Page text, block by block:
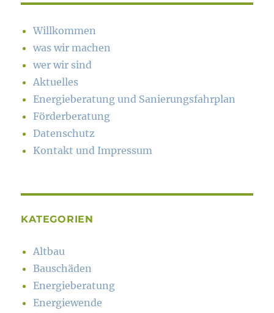
Willkommen
was wir machen
wer wir sind
Aktuelles
Energieberatung und Sanierungsfahrplan
Förderberatung
Datenschutz
Kontakt und Impressum
KATEGORIEN
Altbau
Bauschäden
Energieberatung
Energiewende